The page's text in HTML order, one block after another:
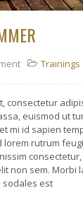
Trainings
consectetur
euismod ut
mi id sapien
lorem rutrum
non sem. Morbi
sodales est